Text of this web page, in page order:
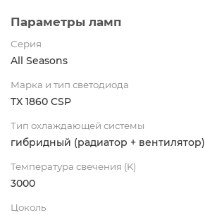
Параметры ламп
Серия
All Seasons
Марка и тип светодиода
TX 1860 CSP
Тип охлаждающей системы
гибридный (радиатор + вентилятор)
Температура свечения (K)
3000
Цоколь